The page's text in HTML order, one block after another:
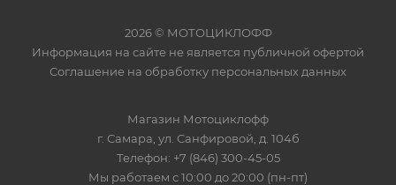
2026 © МОТОЦИКЛОФФ
Информация на сайте не является публичной офертой
Соглашение на обработку персональных данных
Магазин Мотоциклофф
г. Самара ул. Санфировой, д. 104б
Телефон: +7 (846) 300-45-05
Мы работаем с 10:00 до 20:00 (пн-пт)